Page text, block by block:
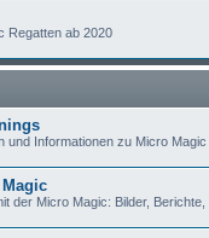
Regatten ab 2020
und Informationen zu Micro
der Micro Magic: Bilder, Berichte,